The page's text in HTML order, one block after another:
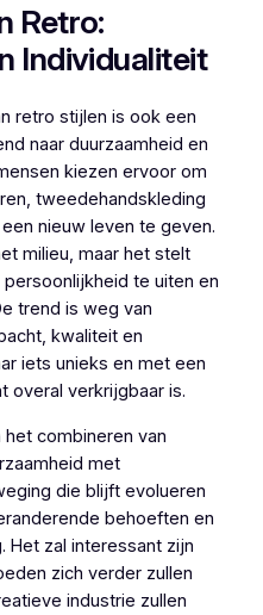
Retro:
Individualiteit
retro stijlen is ook een
naar duurzaamheid en
kiezen ervoor om
tweedehandskleding
nieuw leven te geven.
milieu, maar het stelt
te uiten en
trend is weg van
kwaliteit en
iets unieks en met een
overal verkrijgbaar is.
combineren van
met
die blijft evolueren
behoeften en
Het zal interessant zijn
zich verder zullen
industrie zullen